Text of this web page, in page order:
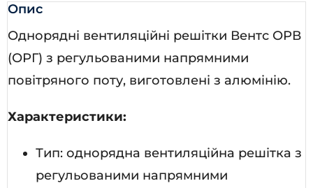
Опис
Однорядні вентиляційні решітки Вентс ОРВ
(ОРГ) з регульованими напрямними
повітряного поту, виготовлені з алюмінію.
Характеристики:
Тип: однорядна вентиляційна решітка з
регульованими напрямними